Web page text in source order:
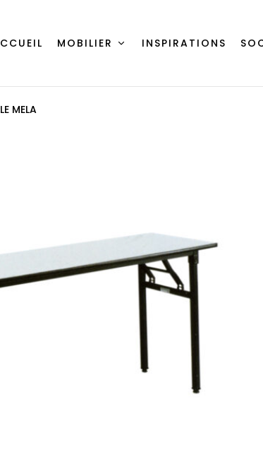
MOBILIER INSPIRATIONS
MELA